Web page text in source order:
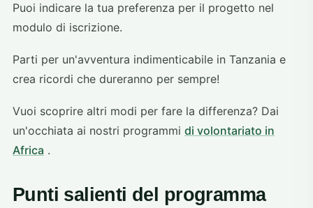
Puoi indicare la tua preferenza per il progetto nel
modulo di iscrizione.
Parti per un'avventura indimenticabile in Tanzania e
crea ricordi che dureranno per sempre!
Vuoi scoprire altri modi per fare la differenza? Dai
un'occhiata ai nostri programmi di volontariato in
Africa .
Punti salienti del programma